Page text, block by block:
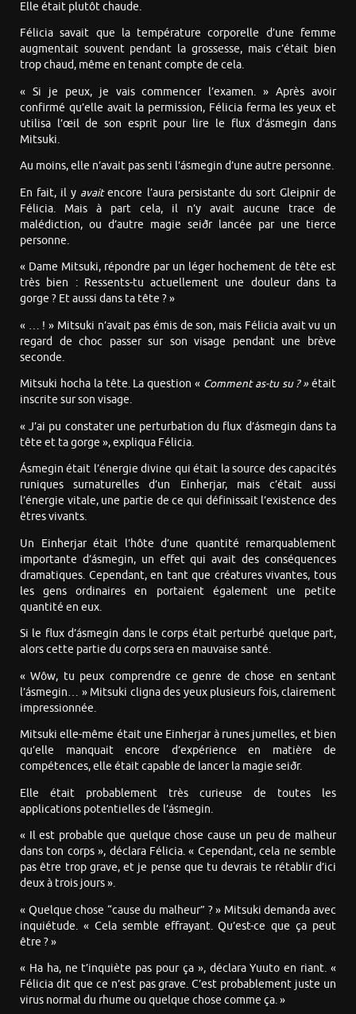
Elle était plutôt chaude.
Félicia savait que la température corporelle d’une femme
augmentait souvent pendant la grossesse, mais c’était bien
trop chaud, même en tenant compte de cela.
« Si je peux, je vais commencer l’examen. » Après avoir
confirmé qu’elle avait la permission, Félicia ferma les yeux et
utilisa l’œil de son esprit pour lire le flux d’ásmegin dans
Mitsuki.
Au moins, elle n’avait pas senti l’ásmegin d’une autre personne.
En fait, il y avaitencore l’aura persistante du sort Gleipnir de
Félicia. Mais à part cela, il n’y avait aucune trace de
malédiction, ou d’autre magie seiðr lancée par une tierce
personne.
« Dame Mitsuki, répondre par un léger hochement de tête est
très bien : Ressents-tu actuellement une douleur dans ta
gorge ? Et aussi dans ta tête ? »
« … ! » Mitsuki n’avait pas émis de son, mais Félicia avait vu un
regard de choc passer sur son visage pendant une brève
seconde.
Mitsuki hocha la tête. La question « Comment as-tu su ? »était
inscrite sur son visage.
« J’ai pu constater une perturbation du flux d’ásmegin dans ta
tête et ta gorge », expliqua Félicia.
Ásmegin était l’énergie divine qui était la source des capacités
runiques surnaturelles d’un Einherjar, mais c’était aussi
l’énergie vitale, une partie de ce qui définissait l’existence des
êtres vivants.
Un Einherjar était l’hôte d’une quantité remarquablement
importante d’ásmegin, un effet qui avait des conséquences
dramatiques. Cependant, en tant que créatures vivantes, tous
les gens ordinaires en portaient également une petite
quantité en eux.
Si le flux d’ásmegin dans le corps était perturbé quelque part,
alors cette partie du corps sera en mauvaise santé.
« Wôw, tu peux comprendre ce genre de chose en sentant
l’ásmegin… » Mitsuki cligna des yeux plusieurs fois, clairement
impressionnée.
Mitsuki elle-même était une Einherjar à runes jumelles, et bien
qu’elle manquait encore d’expérience en matière de
compétences, elle était capable de lancer la magie seiðr.
Elle était probablement très curieuse de toutes les
applications potentielles de l’ásmegin.
« Il est probable que quelque chose cause un peu de malheur
dans ton corps », déclara Félicia. « Cependant, cela ne semble
pas être trop grave, et je pense que tu devrais te rétablir d’ici
deux à trois jours ».
« Quelque chose “cause du malheur” ? » Mitsuki demanda avec
inquiétude. « Cela semble effrayant. Qu’est-ce que ça peut
être ? »
« Ha ha, ne t’inquiète pas pour ça », déclara Yuuto en riant. «
Félicia dit que ce n’est pas grave. C’est probablement juste un
virus normal du rhume ou quelque chose comme ça. »